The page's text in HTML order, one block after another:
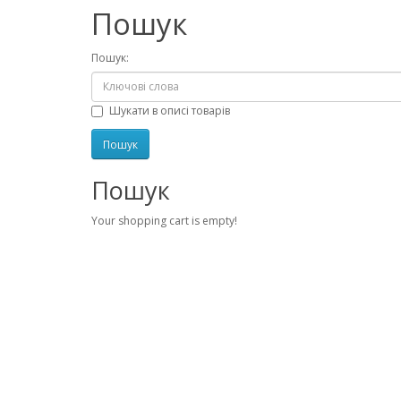
Пошук
Пошук:
Шукати в описі товарів
Пошук
Your shopping cart is empty!